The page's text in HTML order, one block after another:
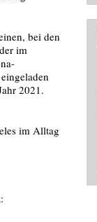
bei den
im
2021.
im Alltag